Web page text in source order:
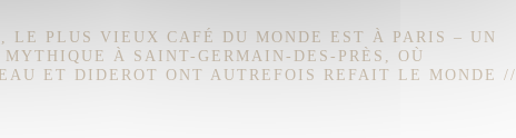
LE PLUS VIEUX CAFÉ DU MONDE EST À PARIS – UN
À SAINT-GERMAIN-DES-PRÈS, OÙ
ET DIDEROT ONT AUTREFOIS REFAIT LE MONDE //